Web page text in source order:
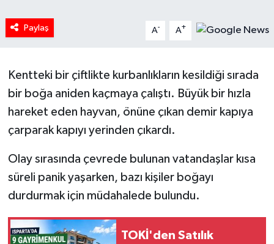
Paylaş A- A+
Kentteki bir çiftlikte kurbanlıkların kesildiği sırada
bir boğa aniden kaçmaya çalıştı. Büyük bir hızla
hareket eden hayvan, önüne çıkan demir kapıya
çarparak kapıyı yerinden çıkardı.
Olay sırasında çevrede bulunan vatandaşlar kısa
süreli panik yaşarken, bazı kişiler boğayı
durdurmak için müdahalede bulundu.
TOKİ'den Satılık
RESMİ İLANLAR
Spor
Tarihi Yapılarımız
Türkiye
İletişim